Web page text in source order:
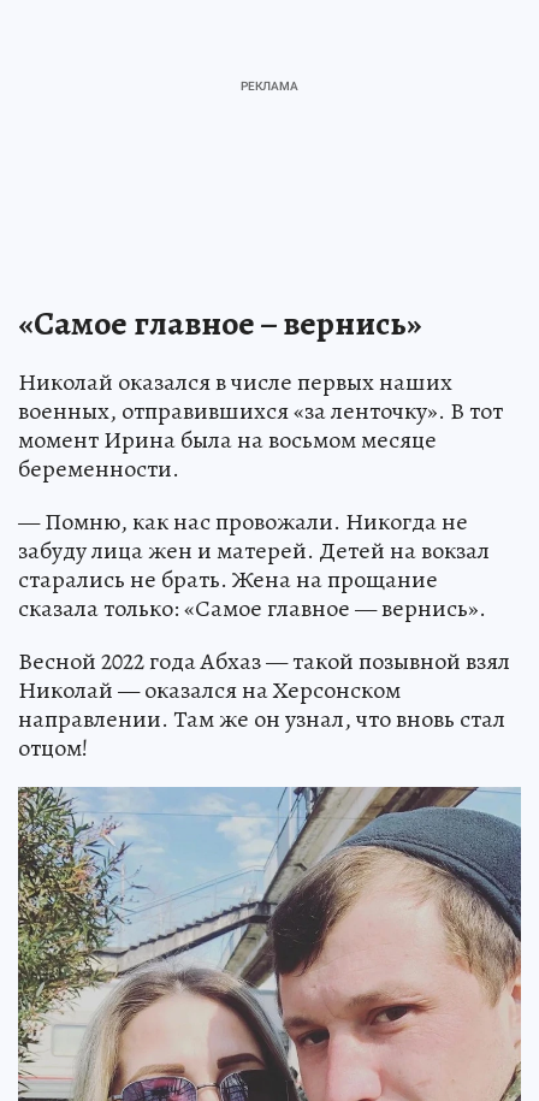
«Самое главное – вернись»
Николай оказался в числе первых наших
военных, отправившихся «за ленточку». В тот
момент Ирина была на восьмом месяце
беременности.
— Помню, как нас провожали. Никогда не
забуду лица жен и матерей. Детей на вокзал
старались не брать. Жена на прощание
сказала только: «Самое главное — вернись».
Весной 2022 года Абхаз — такой позывной взял
Николай — оказался на Херсонском
направлении. Там же он узнал, что вновь стал
отцом!